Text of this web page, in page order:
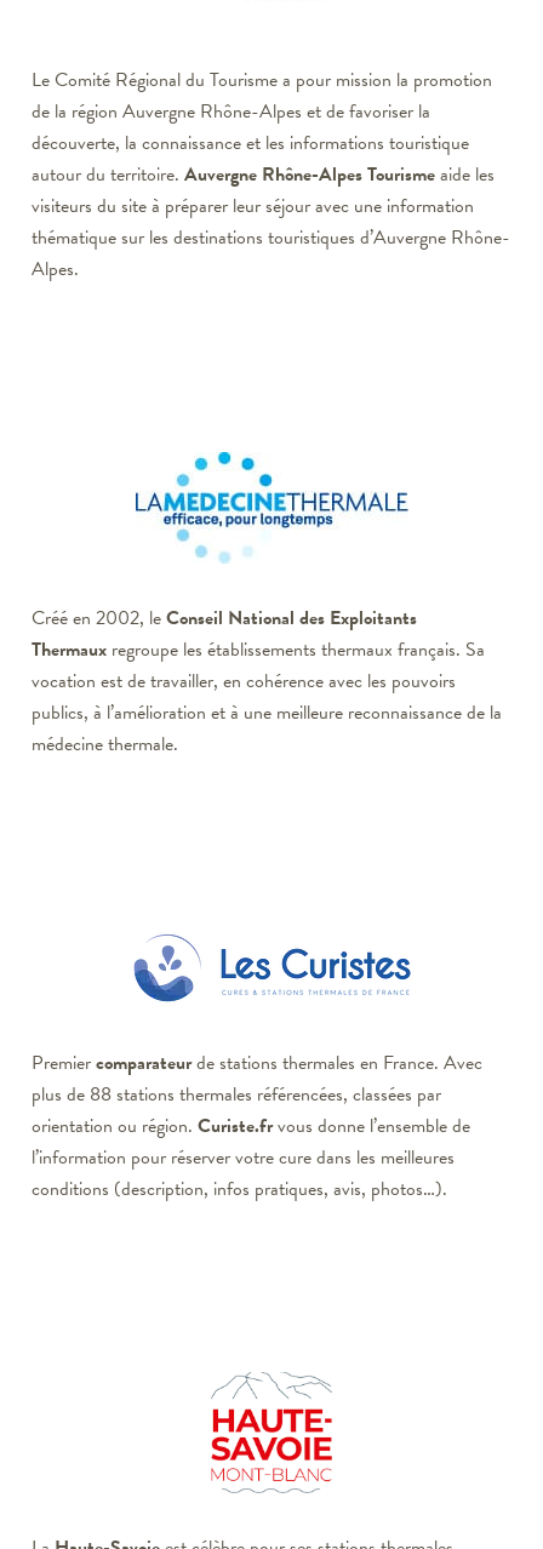
Le Comité Régional du Tourisme a pour mission la promotion
de la région Auvergne Rhône-Alpes et de favoriser la
découverte, la connaissance et les informations touristique
autour du territoire. Auvergne Rhône-Alpes Tourismeaide les
visiteurs du site à préparer leur séjour avec une information
thématique sur les destinations touristiques d’Auvergne Rhône-
Alpes.
Créé en 2002, leConseil National des Exploitants
Thermaux regroupe les établissements thermaux français. Sa
vocation est de travailler, en cohérence avec les pouvoirs
publics, à l’amélioration et à une meilleure reconnaissance de la
médecine thermale.
Premiercomparateurde stations thermales en France. Avec
plus de 88 stations thermales référencées, classées par
orientation ou région. Curiste.frvous donne l’ensemble de
l’information pour réserver votre cure dans les meilleures
conditions (description, infos pratiques, avis, photos…).